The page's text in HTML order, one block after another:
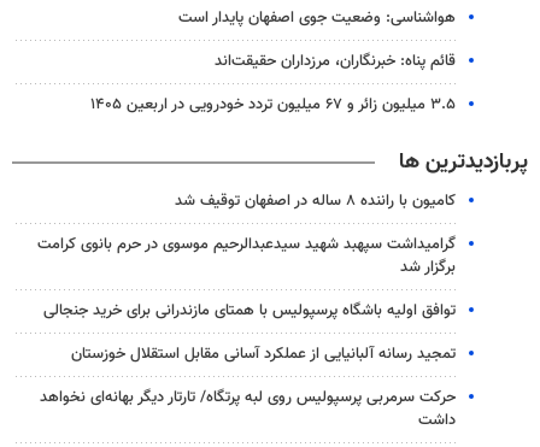
هواشناسی: وضعیت جوی اصفهان پایدار است
قائم پناه: ‏خبرنگاران، مرزداران حقیقت‌اند
۳.۵ میلیون زائر و ۶۷ میلیون تردد خودرویی در اربعین ۱۴۰۵
پربازدیدترین ها
کامیون با راننده ۸ ساله در اصفهان توقیف شد
گرامیداشت سپهبد شهید سیدعبدالرحیم موسوی در حرم بانوی کرامت
برگزار شد
توافق اولیه باشگاه پرسپولیس با همتای مازندرانی برای خرید جنجالی
تمجید رسانه آلبانیایی از عملکرد آسانی مقابل استقلال خوزستان
حرکت سرمربی پرسپولیس روی لبه پرتگاه/ تارتار دیگر بهانه‌ای نخواهد
داشت